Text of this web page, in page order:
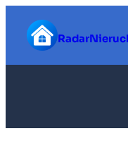
treści